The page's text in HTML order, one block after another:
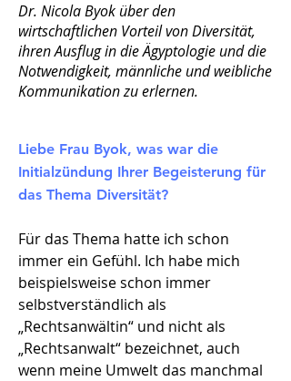
Dr. Nicola Byok über den
wirtschaftlichen Vorteil von Diversität,
ihren Ausflug in die Ägyptologie und die
Notwendigkeit, männliche und weibliche
Kommunikation zu erlernen.
Liebe Frau Byok, was war die
Initialzündung Ihrer Begeisterung für
das Thema Diversität?
Für das Thema hatte ich schon
immer ein Gefühl. Ich habe mich
beispielsweise schon immer
selbstverständlich als
„Rechtsanwältin“ und nicht als
„Rechtsanwalt“ bezeichnet, auch
wenn meine Umwelt das manchmal